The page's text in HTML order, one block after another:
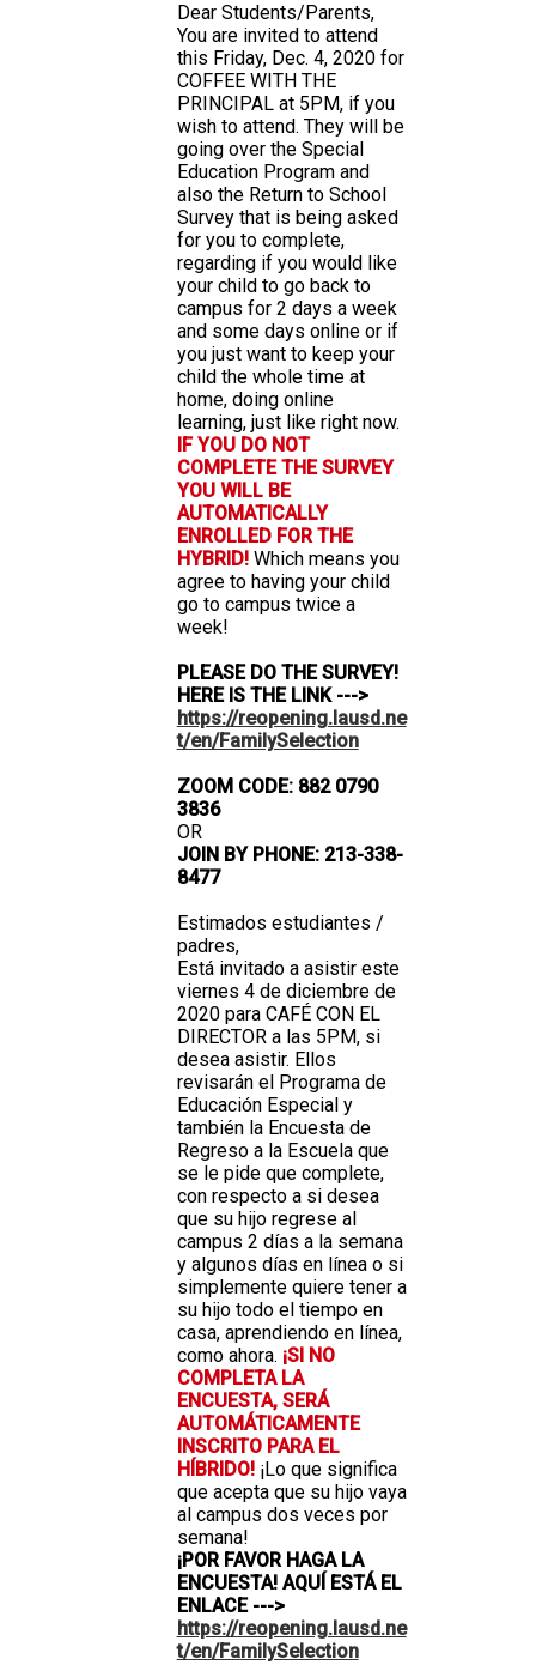
Dear Students/Parents,
You are invited to attend
this Friday, Dec. 4, 2020 for
COFFEE WITH THE
PRINCIPAL at 5PM, if you
wish to attend. They will be
going over the Special
Education Program and
also the Return to School
Survey that is being asked
for you to complete,
regarding if you would like
your child to go back to
campus for 2 days a week
and some days online or if
you just want to keep your
child the whole time at
home, doing online
learning, just like right now.
IF YOU DO NOT
COMPLETE THE SURVEY
YOU WILL BE
AUTOMATICALLY
ENROLLED FOR THE
HYBRID! Which means you
agree to having your child
go to campus twice a
week!
PLEASE DO THE SURVEY!
HERE IS THE LINK --->
https://reopening.lausd.ne
t/en/FamilySelection
ZOOM CODE: 882 0790
3836
OR
JOIN BY PHONE: 213-338-
8477
Estimados estudiantes /
padres,
Está invitado a asistir este
viernes 4 de diciembre de
2020 para CAFÉ CON EL
DIRECTOR a las 5PM, si
desea asistir. Ellos
revisarán el Programa de
Educación Especial y
también la Encuesta de
Regreso a la Escuela que
se le pide que complete,
con respecto a si desea
que su hijo regrese al
campus 2 días a la semana
y algunos días en línea o si
simplemente quiere tener a
su hijo todo el tiempo en
casa, aprendiendo en línea,
como ahora. ¡SI NO
COMPLETA LA
ENCUESTA, SERÁ
AUTOMÁTICAMENTE
INSCRITO PARA EL
HÍBRIDO! ¡Lo que significa
que acepta que su hijo vaya
al campus dos veces por
semana!
¡POR FAVOR HAGA LA
ENCUESTA! AQUÍ ESTÁ EL
ENLACE --->
https://reopening.lausd.ne
t/en/FamilySelection